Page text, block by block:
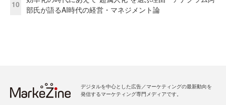
10
部氏が語るAI時代の経営・マネジメント論
デジタルを中心とした広告／マーケティングの最新動向を
発信するマーケティング専門メディアです。